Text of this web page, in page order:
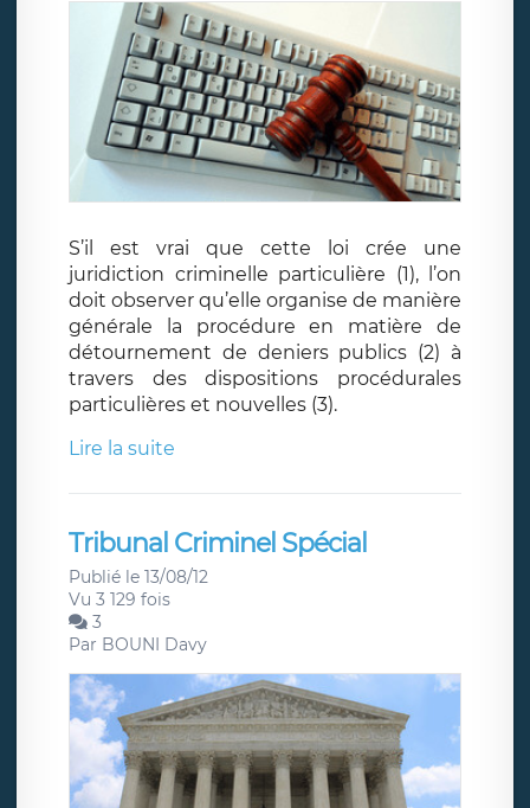
S’il est vrai que cette loi crée une
juridiction criminelle particulière (1), l’on
doit observer qu’elle organise de manière
générale la procédure en matière de
détournement de deniers publics (2) à
travers des dispositions procédurales
particulières et nouvelles (3).
Lire la suite
Tribunal Criminel Spécial
Publié le 13/08/12
Vu 3 129 fois
3
Par BOUNI Davy